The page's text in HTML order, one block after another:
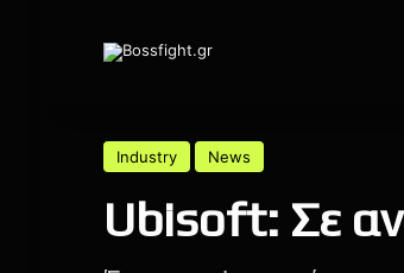
Industry News
Ubisoft: Σε